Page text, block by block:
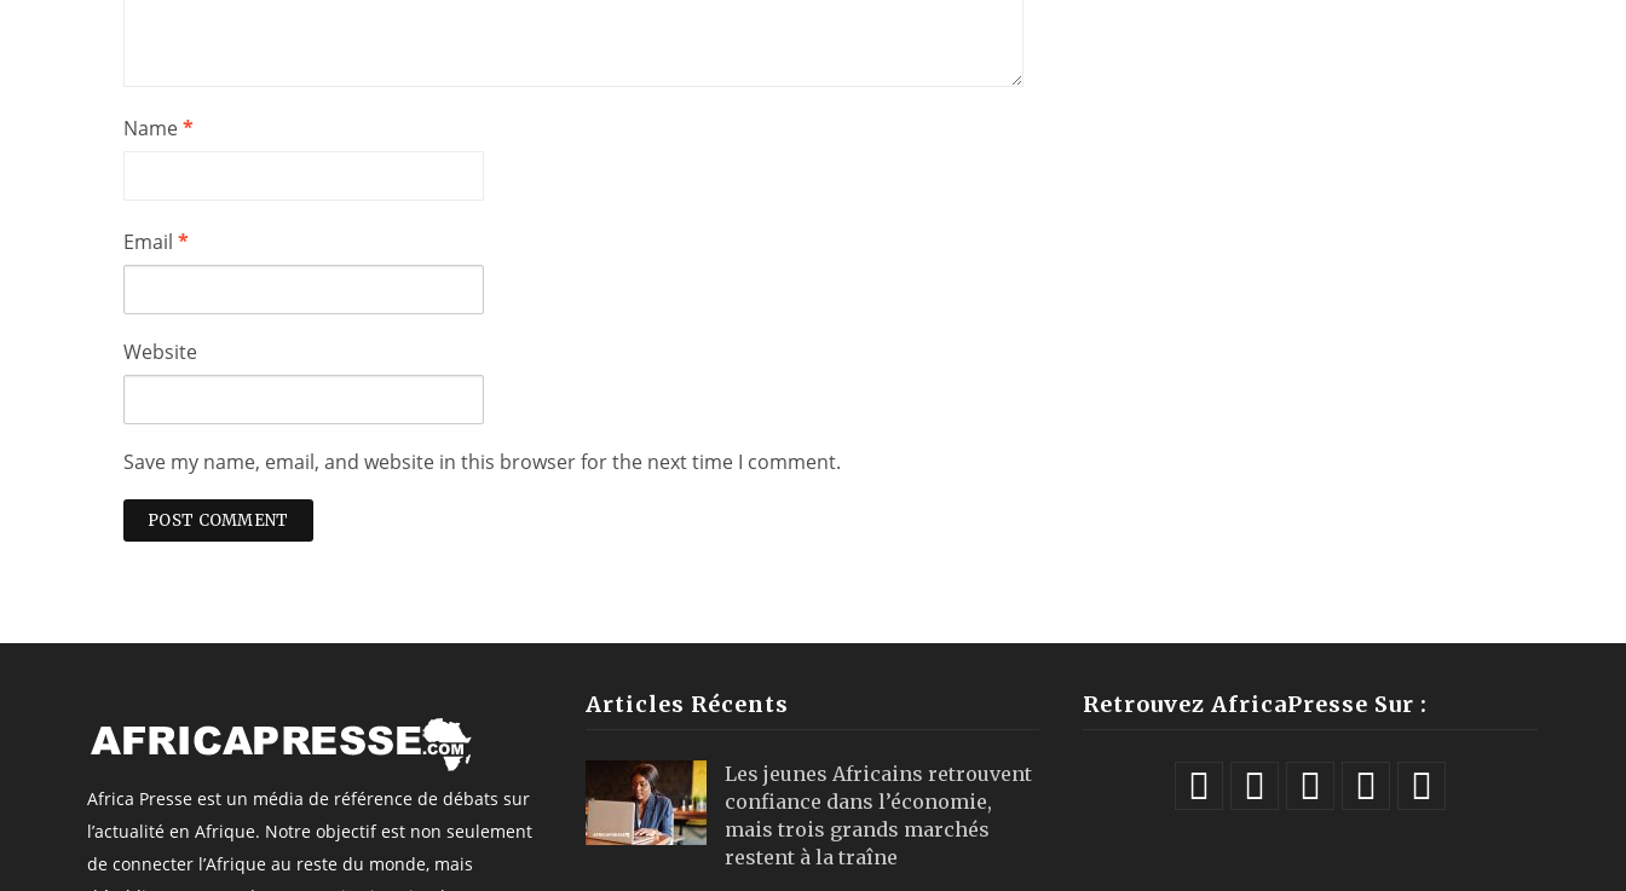
Name*
Email *
Website
Save my name, email, and website in this browser for the next time I comment.
Africa Presse est un média de référence de débats sur
l’actualité en Afrique. Notre objectif est non seulement
de connecter l’Afrique au reste du monde, mais
Articles Récents
Les jeunes Africains retrouvent
confiance dans l’économie,
mais trois grands marchés
restent à la traîne
Retrouvez AfricaPresse Sur :